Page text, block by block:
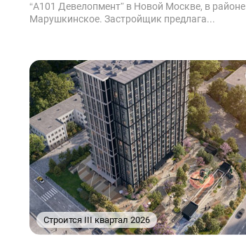
“А101 Девелопмент” в Новой Москве, в районе
Марушкинское. Застройщик предлага...
Строится III квартал 2026